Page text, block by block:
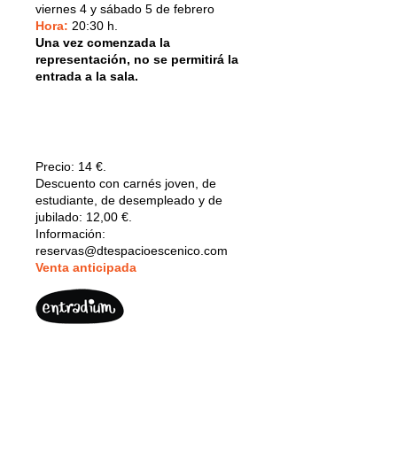
viernes 4 y sábado 5 de febrero
Hora: 20:30 h.
Una vez comenzada la
representación, no se permitirá la
entrada a la sala.
Precio: 14 €.
Descuento con carnés joven, de
estudiante, de desempleado y de
jubilado: 12,00 €.
Información:
reservas@dtespacioescenico.com
Venta anticipada